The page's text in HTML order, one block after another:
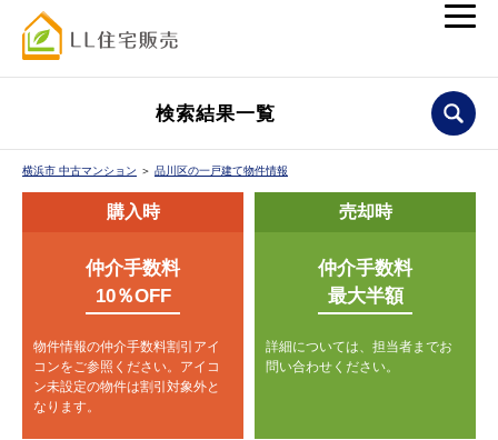
検索結果一覧
横浜市 中古マンション ＞ 品川区の一戸建て物件情報
購入時
仲介手数料
10％OFF
物件情報の仲介手数料割引アイ
コンをご参照ください。 アイコ
ン未設定の物件は割引対象外と
なります。
売却時
仲介手数料
最大半額
詳細については、担当者までお
問い合わせください。